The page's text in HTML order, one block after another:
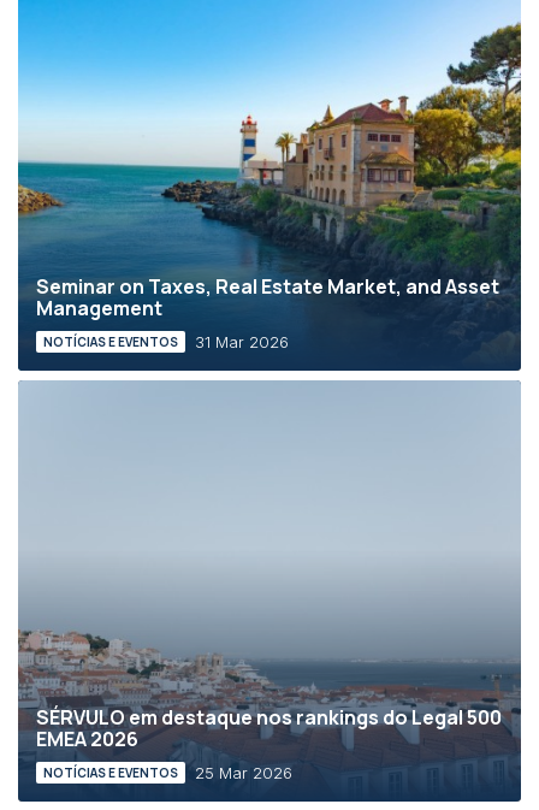
Seminar on Taxes, Real Estate Market, and Asset
Management
NOTÍCIAS E EVENTOS 31 Mar 2026
SÉRVULO em destaque nos rankings do Legal 500
EMEA 2026
NOTÍCIAS E EVENTOS 25 Mar 2026